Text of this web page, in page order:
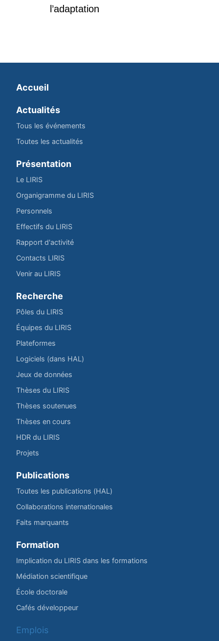
l’adaptation
Accueil
Actualités
Tous les événements
Toutes les actualités
Présentation
Le LIRIS
Organigramme du LIRIS
Personnels
Effectifs du LIRIS
Rapport d'activité
Contacts LIRIS
Venir au LIRIS
Recherche
Pôles du LIRIS
Équipes du LIRIS
Plateformes
Logiciels (dans HAL)
Jeux de données
Thèses du LIRIS
Thèses soutenues
Thèses en cours
HDR du LIRIS
Projets
Publications
Toutes les publications (HAL)
Collaborations internationales
Faits marquants
Formation
Implication du LIRIS dans les formations
Médiation scientifique
École doctorale
Cafés développeur
Emplois